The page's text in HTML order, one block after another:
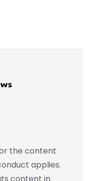
the content
applies.